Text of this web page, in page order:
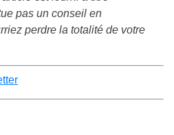
pas un conseil en
perdre la totalité de votre